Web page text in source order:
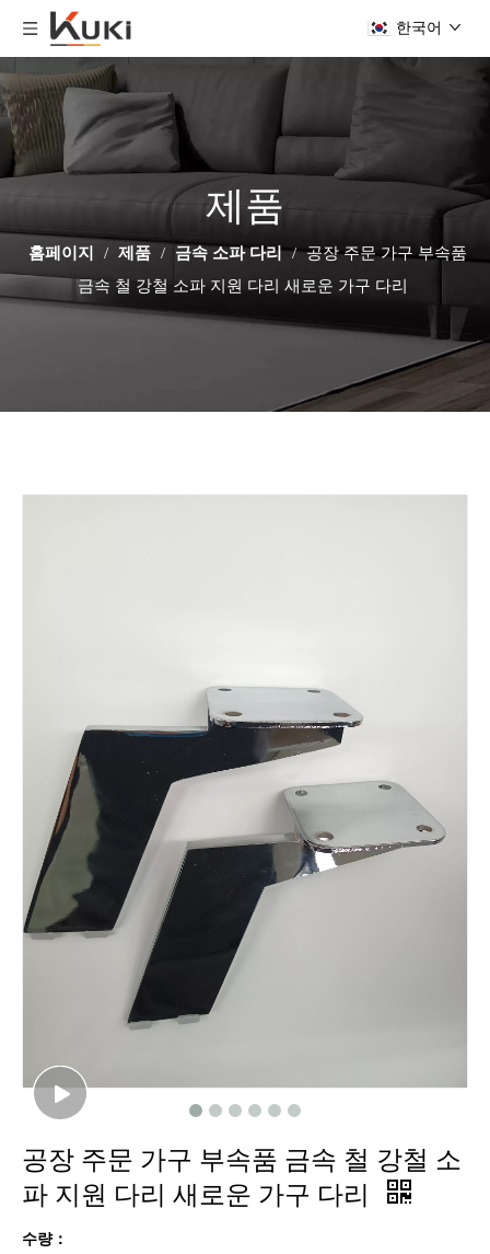
한국어
제품
홈페이지 / 제품 / 금속 소파 다리 / 공장 주문 가구 부속품
금속 철 강철 소파 지원 다리 새로운 가구 다리
공장 주문 가구 부속품 금속 철 강철 소
파 지원 다리 새로운 가구 다리
수량：